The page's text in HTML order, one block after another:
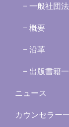
− 一般社団
− 概要
− 沿革
− 出版書籍
ニュース
カウンセラー